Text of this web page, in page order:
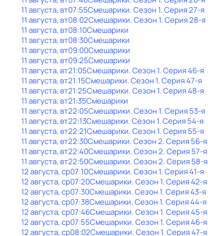
11 августа, вт07:55Смешарики. Сезон 1. Серия 27-я
11 августа, вт08:02Смешарики. Сезон 1. Серия 28-я
11 августа, вт08:10Смешарики
11 августа, вт08:30Смешарики
11 августа, вт09:00Смешарики
11 августа, вт09:25Смешарики
11 августа, вт21:05Смешарики. Сезон 1. Серия 46-я
11 августа, вт21:15Смешарики. Сезон 1. Серия 47-я
11 августа, вт21:25Смешарики. Сезон 1. Серия 48-я
11 августа, вт21:35Смешарики
11 августа, вт22:05Смешарики. Сезон 1. Серия 53-я
11 августа, вт22:13Смешарики. Сезон 1. Серия 54-я
11 августа, вт22:21Смешарики. Сезон 1. Серия 55-я
11 августа, вт22:30Смешарики. Сезон 2. Серия 56-я
11 августа, вт22:40Смешарики. Сезон 2. Серия 57-я
11 августа, вт22:50Смешарики. Сезон 2. Серия 58-я
12 августа, ср07:10Смешарики. Сезон 1. Серия 41-я
12 августа, ср07:20Смешарики. Сезон 1. Серия 42-я
12 августа, ср07:30Смешарики. Сезон 1. Серия 43-я
12 августа, ср07:38Смешарики. Сезон 1. Серия 44-я
12 августа, ср07:46Смешарики. Сезон 1. Серия 45-я
12 августа, ср07:55Смешарики. Сезон 1. Серия 46-я
12 августа, ср08:02Смешарики. Сезон 1. Серия 47-я